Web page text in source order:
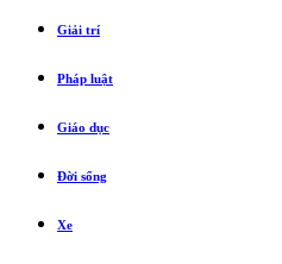
Giải trí
Pháp luật
Giáo dục
Đời sống
Xe